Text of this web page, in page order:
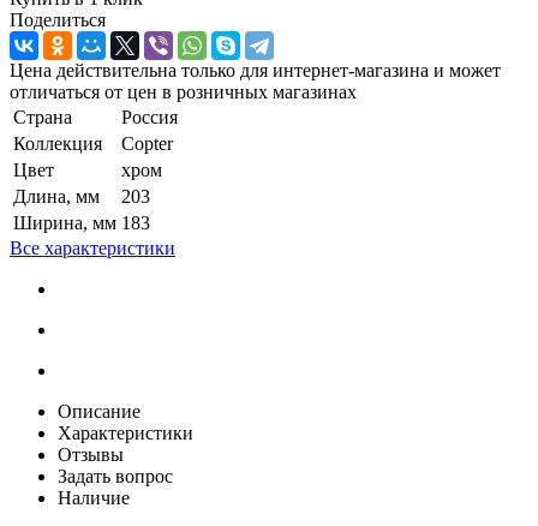
Поделиться
Цена действительна только для интернет-магазина и может
отличаться от цен в розничных магазинах
Страна
Россия
Коллекция
Copter
Цвет
хром
Длина, мм
203
Ширина, мм 183
Все характеристики
Описание
Характеристики
Отзывы
Задать вопрос
Наличие